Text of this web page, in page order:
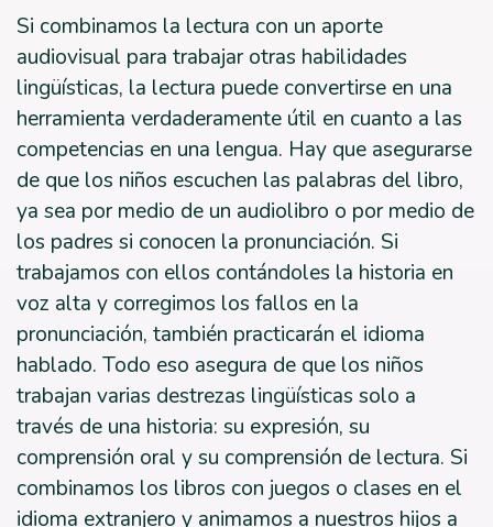
Si combinamos la lectura con un aporte
audiovisual para trabajar otras habilidades
lingüísticas, la lectura puede convertirse en una
herramienta verdaderamente útil en cuanto a las
competencias en una lengua. Hay que asegurarse
de que los niños escuchen las palabras del libro,
ya sea por medio de un audiolibro o por medio de
los padres si conocen la pronunciación. Si
trabajamos con ellos contándoles la historia en
voz alta y corregimos los fallos en la
pronunciación, también practicarán el idioma
hablado. Todo eso asegura de que los niños
trabajan varias destrezas lingüísticas solo a
través de una historia: su expresión, su
comprensión oral y su comprensión de lectura. Si
combinamos los libros con juegos o clases en el
idioma extranjero y animamos a nuestros hijos a